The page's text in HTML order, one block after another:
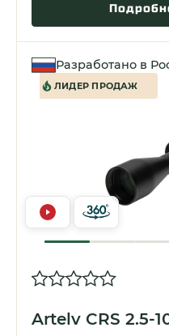
Разработано в
ЛИДЕР ПРОДАЖ
Artelv CRS 2.5-